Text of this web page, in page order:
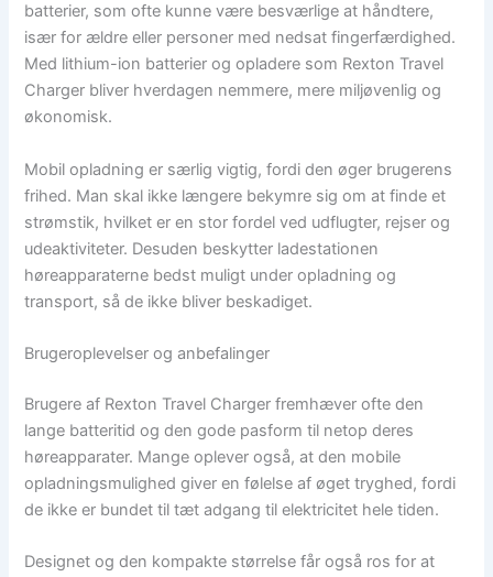
batterier, som ofte kunne være besværlige at håndtere,
især for ældre eller personer med nedsat fingerfærdighed.
Med lithium-ion batterier og opladere som Rexton Travel
Charger bliver hverdagen nemmere, mere miljøvenlig og
økonomisk.
Mobil opladning er særlig vigtig, fordi den øger brugerens
frihed. Man skal ikke længere bekymre sig om at finde et
strømstik, hvilket er en stor fordel ved udflugter, rejser og
udeaktiviteter. Desuden beskytter ladestationen
høreapparaterne bedst muligt under opladning og
transport, så de ikke bliver beskadiget.
Brugeroplevelser og anbefalinger
Brugere af Rexton Travel Charger fremhæver ofte den
lange batteritid og den gode pasform til netop deres
høreapparater. Mange oplever også, at den mobile
opladningsmulighed giver en følelse af øget tryghed, fordi
de ikke er bundet til tæt adgang til elektricitet hele tiden.
Designet og den kompakte størrelse får også ros for at